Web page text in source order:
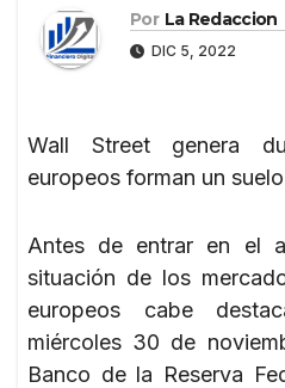
Por La Redaccion
DIC 5, 2022
Wall Street genera
europeos forman un suelo
Antes de entrar en el
situación de los
europeos cabe
miércoles 30 de
Banco de la Reserva